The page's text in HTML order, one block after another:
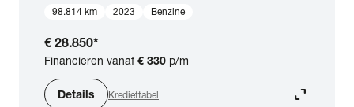
98.814 km 2023 Benzine
€ 28.850*
Financieren vanaf€ 330 p/m
Details Krediettabel expand_content